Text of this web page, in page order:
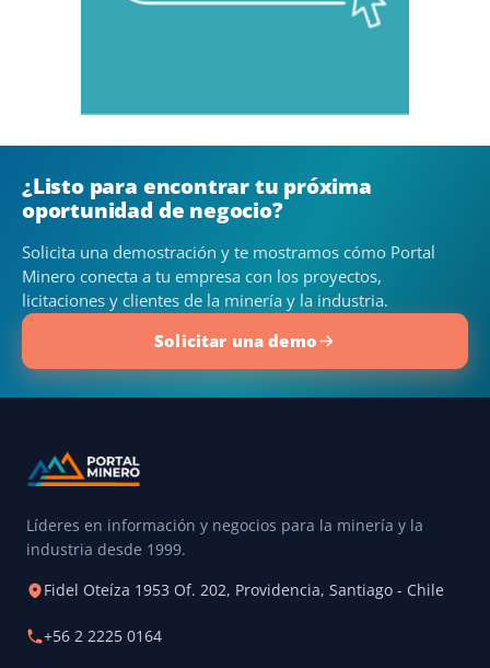
¿Listo para encontrar tu próxima
oportunidad de negocio?
Solicita una demostración y te mostramos cómo Portal
Minero conecta a tu empresa con los proyectos,
licitaciones y clientes de la minería y la industria.
Solicitar una demo
Líderes en información y negocios para la minería y la
industria desde 1999.
Fidel Oteíza 1953 Of. 202, Providencia, Santiago - Chile
+56 2 2225 0164